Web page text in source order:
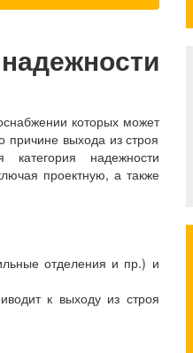
которых может
выхода из строя
надежности
проектную, а также
отделения и пр.) и
к выходу из строя